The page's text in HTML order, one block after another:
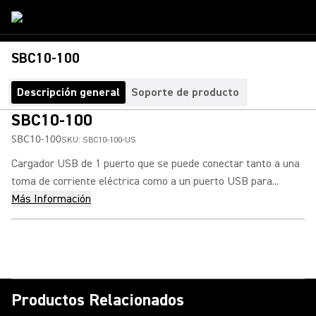
SBC10-100
Descripción general Soporte de producto
SBC10-100
SBC10-100SKU: SBC10-100-US
Cargador USB de 1 puerto que se puede conectar tanto a una
toma de corriente eléctrica como a un puerto USB para...
Más Información
Productos Relacionados